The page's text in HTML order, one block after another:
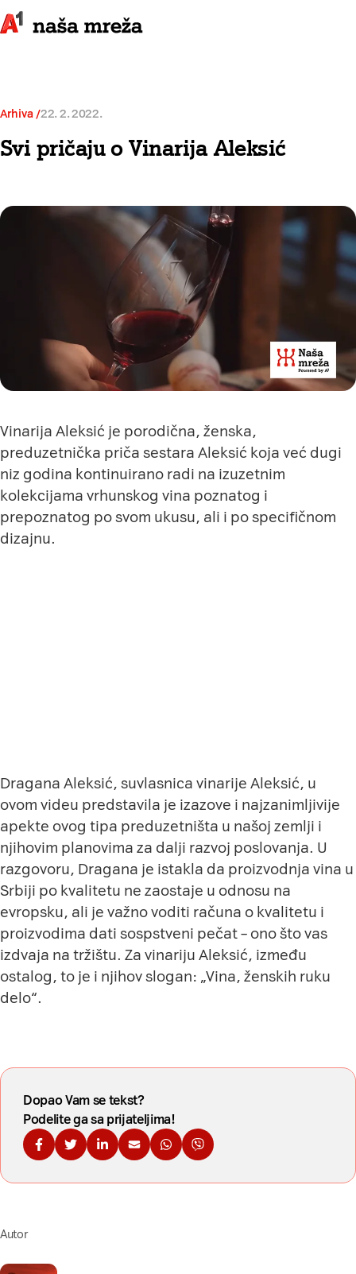
Arhiva 22. 2. 2022.
Svi pričaju o Vinarija Aleksić
Vinarija Aleksić je porodična, ženska,
preduzetnička priča sestara Aleksić koja već dugi
niz godina kontinuirano radi na izuzetnim
kolekcijama vrhunskog vina poznatog i
prepoznatog po svom ukusu, ali i po specifičnom
dizajnu.
Dragana Aleksić, suvlasnica vinarije Aleksić, u
ovom videu predstavila je izazove i najzanimljivije
apekte ovog tipa preduzetništa u našoj zemlji i
njihovim planovima za dalji razvoj poslovanja. U
razgovoru, Dragana je istakla da proizvodnja vina u
Srbiji po kvalitetu ne zaostaje u odnosu na
evropsku, ali je važno voditi računa o kvalitetu i
proizvodima dati sospstveni pečat – ono što vas
izdvaja na tržištu. Za vinariju Aleksić, između
ostalog, to je i njihov slogan: „Vina, ženskih ruku
delo“.
Dopao Vam se tekst?
Podelite ga sa prijateljima!
Podelite na Fejsbuku
Podelite na Tviteru
Podelite na Linkdinu
Podelite na imejl
Podelite na WhatsApp
Podelite na Viberu
Autor